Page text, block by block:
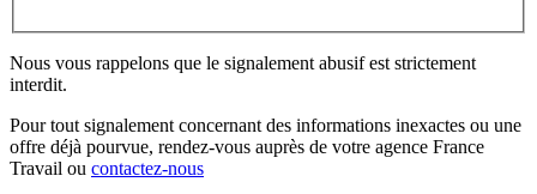
Nous vous rappelons que le signalement abusif est strictement
interdit.
Pour tout signalement concernant des informations inexactes ou une
offre déjà pourvue, rendez-vous auprès de votre agence France
Travail ou contactez-nous